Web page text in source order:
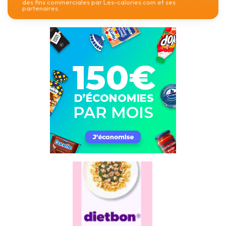
des fins commerciales par Les-calories.com et ses
partenaires.